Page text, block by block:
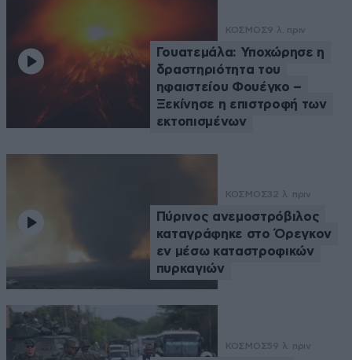
ΚΟΣΜΟΣ9 λ. πριν
Γουατεμάλα: Υποχώρησε η
δραστηριότητα του
ηφαιστείου Φουέγκο –
Ξεκίνησε η επιστροφή των
εκτοπισμένων
ΚΟΣΜΟΣ32 λ. πριν
Πύρινος ανεμοστρόβιλος
καταγράφηκε στο Όρεγκον
εν μέσω καταστροφικών
πυρκαγιών
ΚΟΣΜΟΣ59 λ. πριν